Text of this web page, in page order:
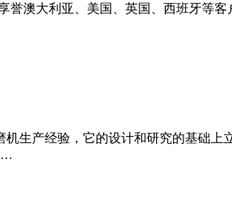
誉澳大利亚、美国、英国、西班牙等
生产经验，它的设计和研究的基础
…